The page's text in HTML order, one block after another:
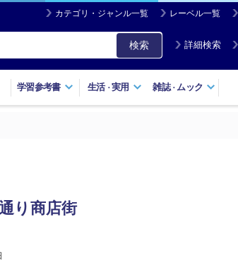
カテゴリ・ジャンル一覧 レーベル一覧
検索 詳細検索
学習参考書 生活・実用 雑誌・ ムック
り商店街